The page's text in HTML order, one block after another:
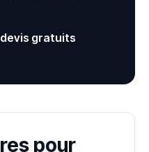
gratuits
pour